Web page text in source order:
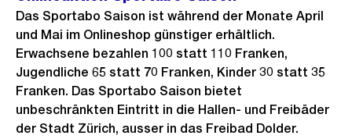
Das Sportabo Saison ist während der Monate April
und Mai im Onlineshop günstiger erhältlich.
Erwachsene bezahlen 100 statt 110 Franken,
Jugendliche 65 statt 70 Franken, Kinder 30 statt 35
Franken. Das Sportabo Saison bietet
unbeschränkten Eintritt in die Hallen- und Freibäder
der Stadt Zürich, ausser in das Freibad Dolder.